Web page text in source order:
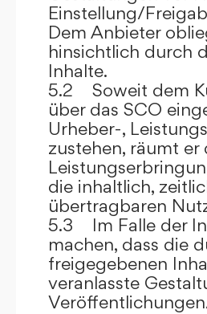
Einstellung/
Dem Anbieter
hinsichtlich durch
Inhalte.
5.2 Soweit dem
über das SCO
Urheber-,
zustehen, räumt
die inhaltlich,
übertragbaren
5.3 Im Falle der
machen, dass die
freigegebenen
veranlasste